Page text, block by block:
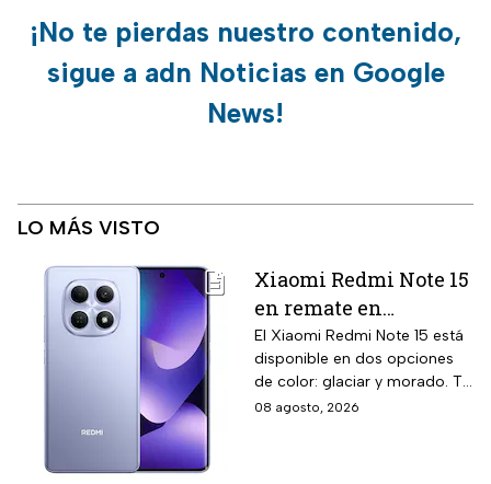
¡No te pierdas nuestro contenido,
sigue a adn Noticias en Google
News!
LO MÁS VISTO
Xiaomi Redmi Note 15
en remate en
Liverpool: 256 GB de
almacenamiento,
cámara de 108 MP y
carga rápida
El Xiaomi Redmi Note 15 está
disponible en dos opciones
de color: glaciar y morado. Te
contamos todos los detalles
08 agosto, 2026